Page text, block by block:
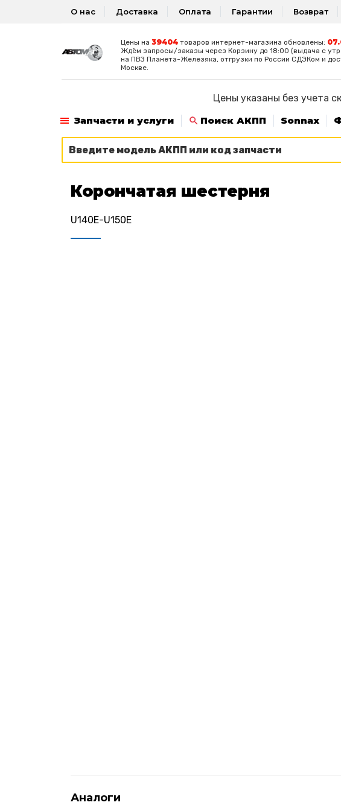
О нас Доставка Оплата Гарантии Возврат
Цены на 39404товаров интернет-магазина обновлены:
Ждём запросы/заказы через Корзину до 18:00 (выдача с
на ПВЗ Планета-Железяка, отгрузки по России СДЭКом и
Москве.
Цены указаны без учета
Запчасти и услуги
Поиск АКПП Sonnax
Корончатая шестерня
U140E-U150E
Аналоги